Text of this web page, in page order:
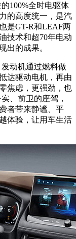
100%全时电驱体
的高度统一，是汽
是GT-R和LEAF两
技术和超70年电动
出的成果。
发动机通过燃料做
达驱动电机，再由
焦虑，更强劲，也
、前卫的座驾，
者带来静谧、平
体验，让用车生活